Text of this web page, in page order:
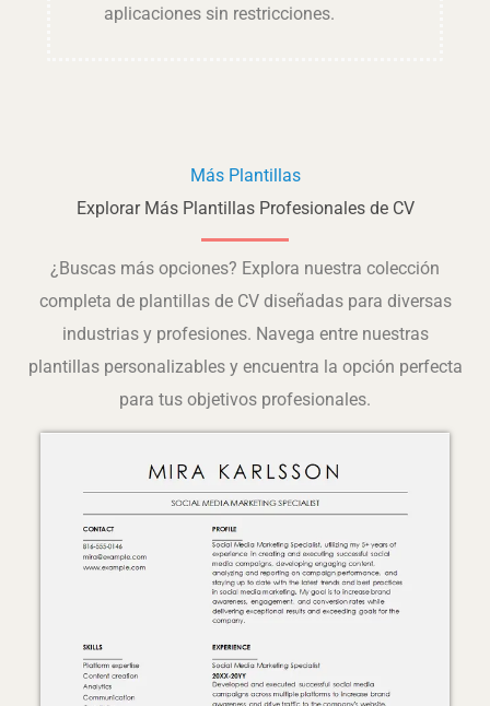
aplicaciones sin restricciones.
Más Plantillas
Explorar Más Plantillas Profesionales de CV
¿Buscas más opciones? Explora nuestra colección
completa de plantillas de CV diseñadas para diversas
industrias y profesiones. Navega entre nuestras
plantillas personalizables y encuentra la opción perfecta
para tus objetivos profesionales.